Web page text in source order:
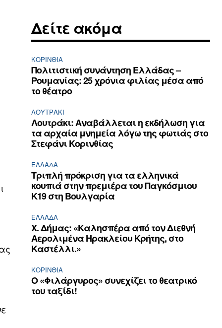
Δείτε ακόμα
ΚΟΡΙΝΘΊΑ
Πολιτιστική συνάντηση Ελλάδας –
Ρουμανίας: 25 χρόνια φιλίας μέσα από
το θέατρο
ΛΟΥΤΡΆΚΙ
Λουτράκι: Αναβάλλεται η εκδήλωση για
τα αρχαία μνημεία λόγω της φωτιάς στο
Στεφάνι Κορινθίας
ΕΛΛΆΔΑ
Τριπλή πρόκριση για τα ελληνικά
κουπιά στην πρεμιέρα του Παγκόσμιου
Κ19 στη Βουλγαρία
ΕΛΛΆΔΑ
Χ. Δήμας: «Καλησπέρα από τον Διεθνή
Αερολιμένα Ηρακλείου Κρήτης, στο
Καστέλλι.»
ΚΟΡΙΝΘΊΑ
Ο «Φιλάργυρος» συνεχίζει το θεατρικό
του ταξίδι!